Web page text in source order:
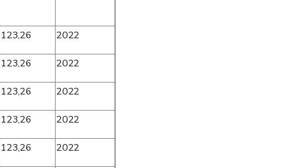
123,26 2022
123,26 2022
123,26 2022
123,26 2022
123,26 2022